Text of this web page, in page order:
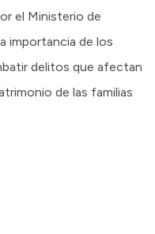
el Ministerio de
importancia de los
delitos que afectan
de las familias